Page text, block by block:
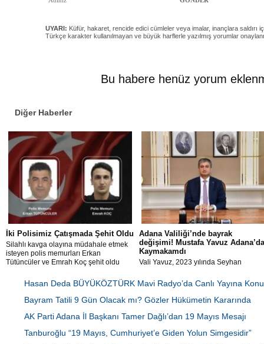
UYARI: Küfür, hakaret, rencide edici cümleler veya imalar, inançlara saldırı
Türkçe karakter kullanılmayan ve büyük harflerle yazılmış yorumlar
Bu habere henüz yorum
Diğer Haberler
İki Polisimiz Çatışmada Şehit Oldu
Silahlı kavga olayına müdahale etmek
isteyen polis memurları Erkan
Tütüncüler ve Emrah Koç şehit oldu
Adana Valiliği’nde bayrak
değişimi! Mustafa Yavuz Adana’da
Kaymakamdı
Vali Yavuz, 2023 yılında Seyhan
atanmıştı.
Hasan Deda BÜYÜKÖZTÜRK Mavi Radyo’da Canlı Yayına
Bayram Tatili 9 Gün Olacak mı? Gözler Hükümetin Kararında
AK Parti Adana İl Başkanı Tamer Dağlı’dan 19 Mayıs Mesajı
Tanburoğlu “19 Mayıs, Cumhuriyet’e Giden Yolun Simgesidir”